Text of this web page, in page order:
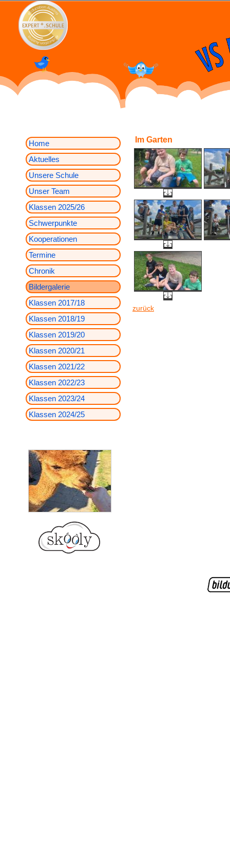
Home
Aktuelles
Unsere Schule
Unser Team
Klassen 2025/26
Schwerpunkte
Kooperationen
Termine
Chronik
Bildergalerie
Klassen 2017/18
Klassen 2018/19
Klassen 2019/20
Klassen 2020/21
Klassen 2021/22
Klassen 2022/23
Klassen 2023/24
Klassen 2024/25
Im Garten
zurück